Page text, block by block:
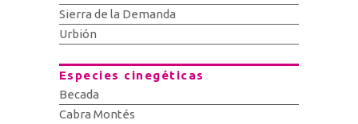
Sierra de la Demanda
Urbión
Especies cinegéticas
Becada
Cabra Montés